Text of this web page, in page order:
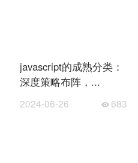
javascript的成熟分类：
深度策略布阵，...
2024-06-26 683